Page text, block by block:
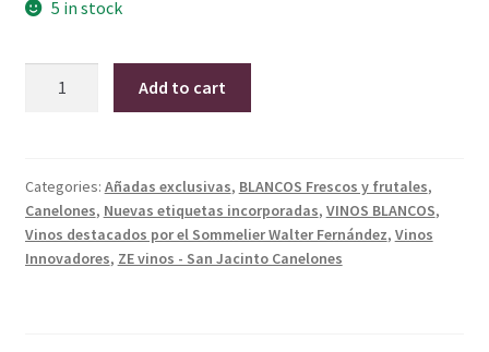
5 in stock
2021
ZE
quantity
Add to cart
Categories: Añadas exclusivas, BLANCOS Frescos y frutales,
Canelones, Nuevas etiquetas incorporadas, VINOS BLANCOS,
Vinos destacados por el Sommelier Walter Fernández, Vinos
Innovadores, ZE vinos - San Jacinto Canelones